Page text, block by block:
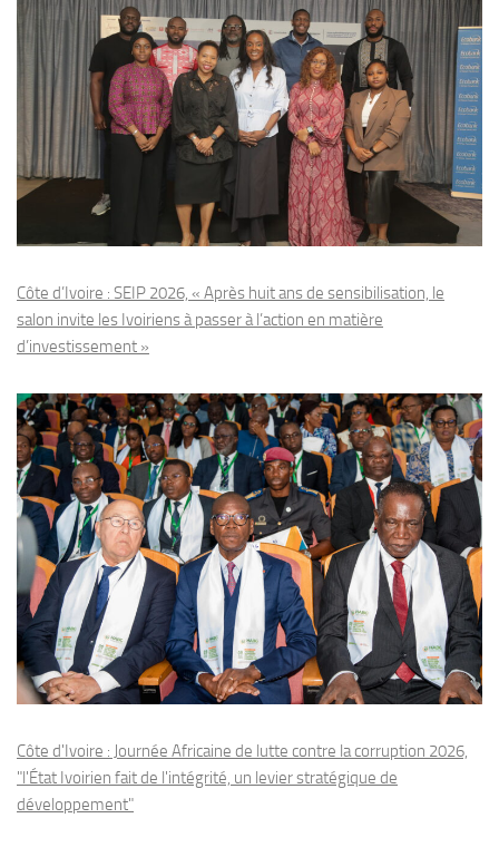
Côte d’Ivoire : SEIP 2026, « Après huit ans de sensibilisation, le
salon invite les Ivoiriens à passer à l’action en matière
d’investissement »
Côte d'Ivoire : Journée Africaine de lutte contre la corruption 2026,
"l'État Ivoirien fait de l'intégrité, un levier stratégique de
développement"